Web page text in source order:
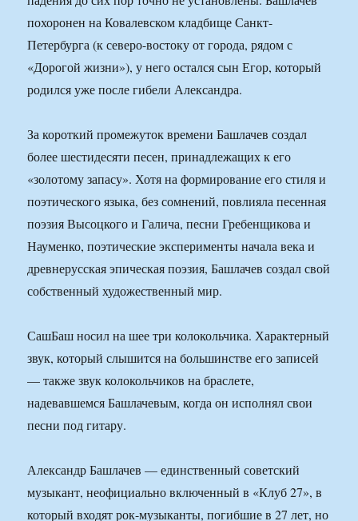
похоронен на Ковалевском кладбище Санкт-
Петербурга (к северо-востоку от города, рядом с
«Дорогой жизни»), у него остался сын Егор, который
родился уже после гибели Александра.
За короткий промежуток времени Башлачев создал
более шестидесяти песен, принадлежащих к его
«золотому запасу». Хотя на формирование его стиля и
поэтического языка, без сомнений, повлияла песенная
поэзия Высоцкого и Галича, песни Гребенщикова и
Науменко, поэтические эксперименты начала века и
древнерусская эпическая поэзия, Башлачев создал свой
собственный художественный мир.
СашБаш носил на шее три колокольчика. Характерный
звук, который слышится на большинстве его записей
— также звук колокольчиков на браслете,
надевавшемся Башлачевым, когда он исполнял свои
песни под гитару.
Александр Башлачев — единственный советский
музыкант, неофициально включенный в «Клуб 27», в
который входят рок-музыканты, погибшие в 27 лет, но